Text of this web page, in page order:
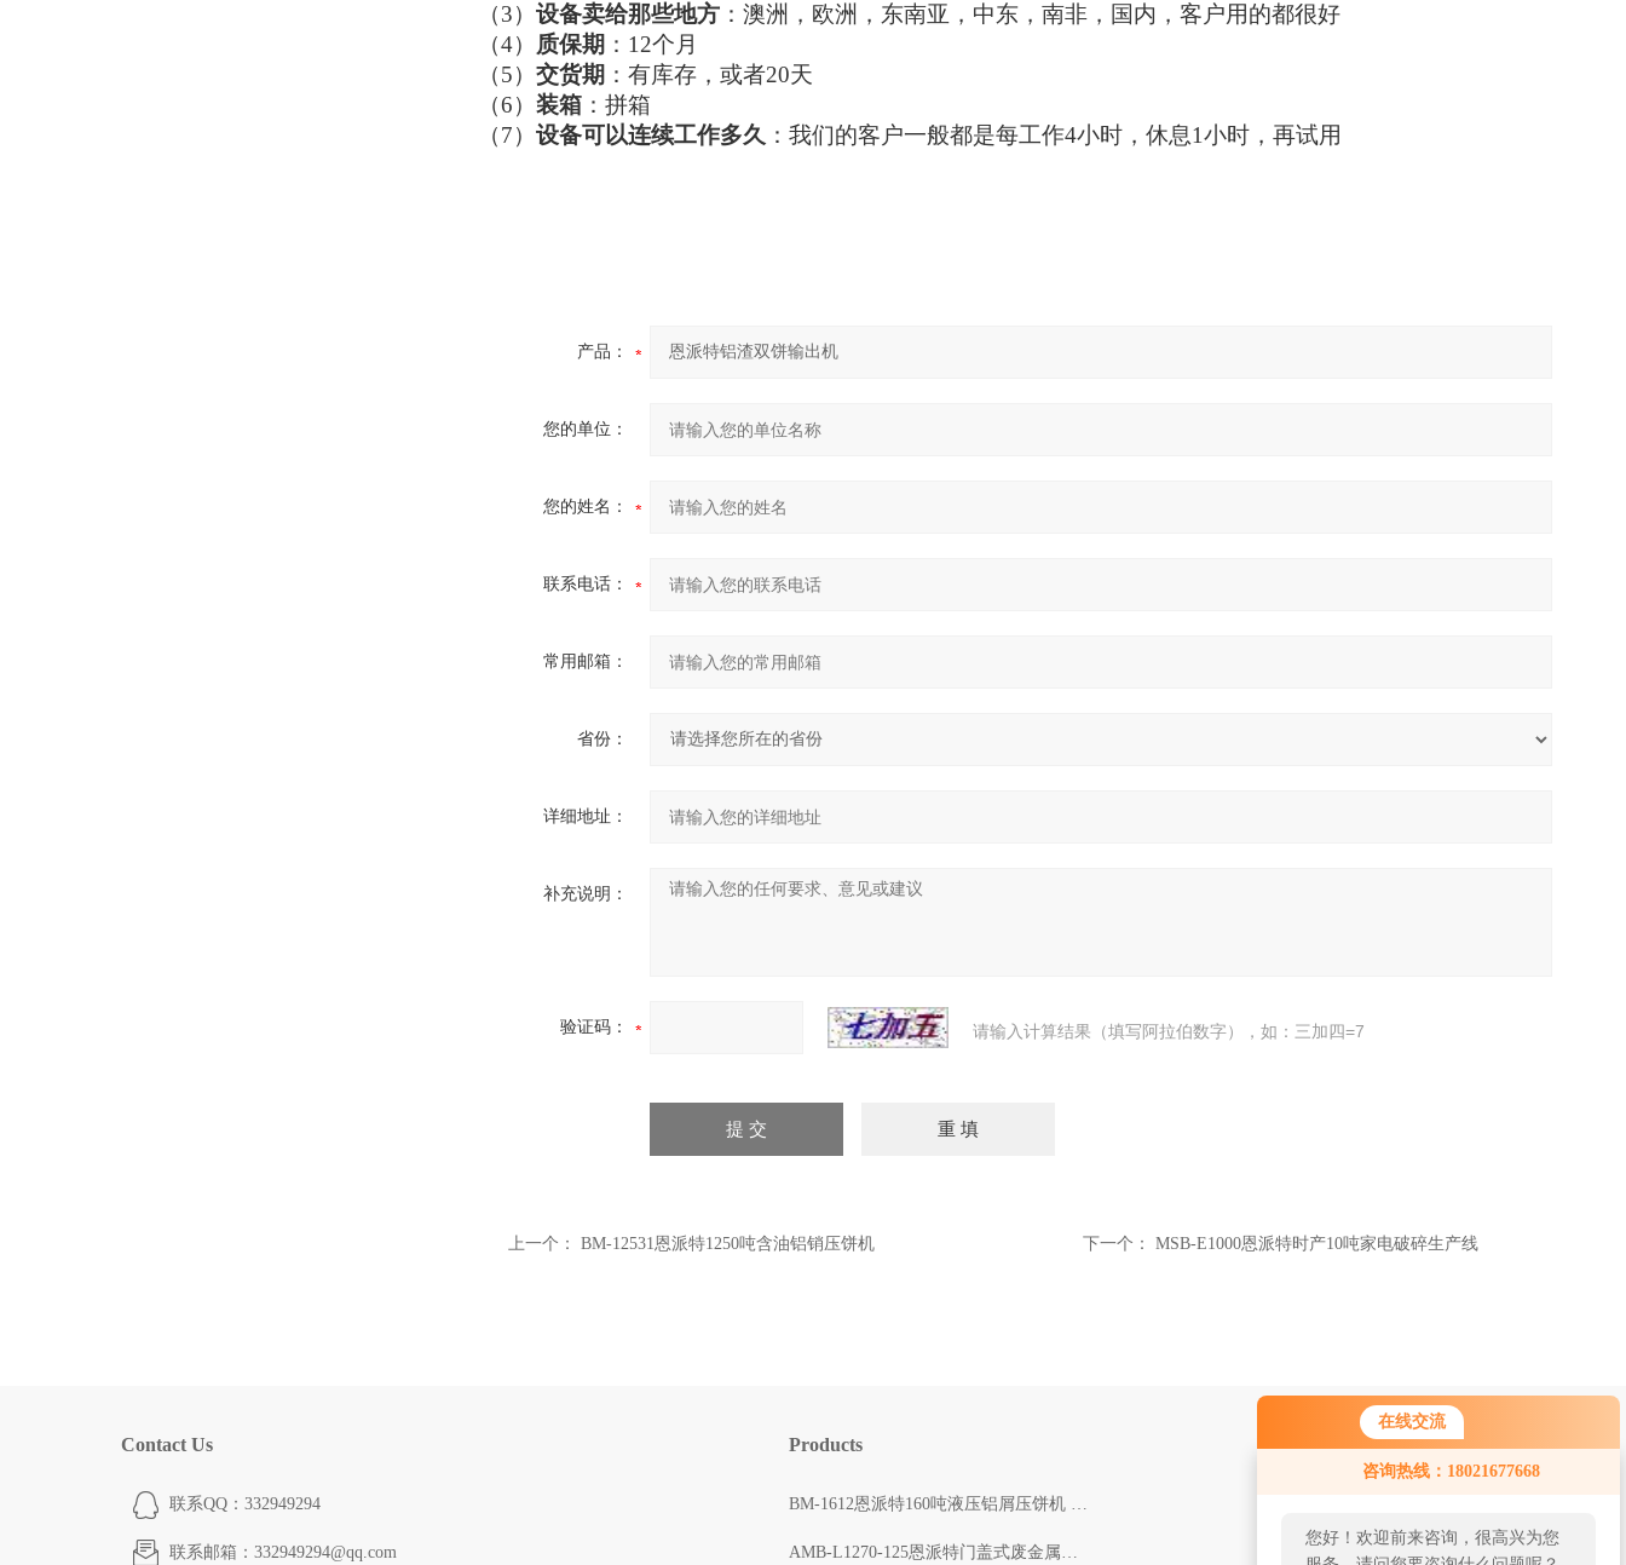
在线交流
咨询热线：18021677668
您好！欢迎前来咨询，很高兴为您
（3） 设备卖给那些地方 ：澳洲，欧洲，东南亚，中东，南非，国内，客户用的都很好
（4） 质保期 ：12个月
（5） 交货期 ：有库存，或者20天
（6） 装箱 ：拼箱
（7） 设备可以连续工作多久 ：我们的客户一般都是每工作4小时，休息1小时，再试用
产品：
您的单位：
您的姓名：
联系电话：
常用邮箱：
省份：
详细地址：
补充说明：
验证码： 请输入计算结果（填写阿拉伯数字），如：三加四=7
上一个： BM-12531恩派特1250吨含油铝销压饼机 下一个： MSB-E1000恩派特时产10吨家电破碎生产线
Contact Us
联系QQ：332949294
联系邮箱：332949294@qq.com
Products
BM-1612恩派特160吨液压铝屑压饼机 自动打包出块 金属废料打包机
AMB-L1270-125恩派特门盖式废金属压块打包机 自动压缩